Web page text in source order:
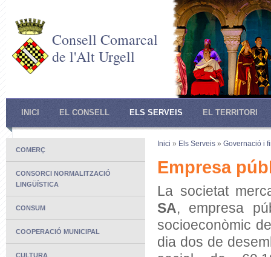
Consell Comarcal
de l'Alt Urgell
INICI EL CONSELL ELS SERVEIS EL TERRITORI
COMERÇ
CONSORCI NORMALITZACIÓ
LINGÜÍSTICA
CONSUM
COOPERACIÓ MUNICIPAL
CULTURA
Inici » Els Serveis » Governació i
Empresa
La societat
SA, empresa
socioeconòmic
dia dos de